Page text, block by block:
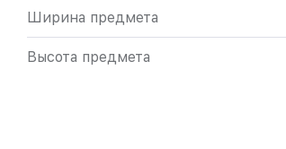
Ширина предмета
Высота предмета